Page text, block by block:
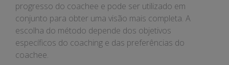
progresso do coachee e pode ser utilizado em
conjunto para obter uma visão mais completa. A
escolha do método depende dos objetivos
específicos do coaching e das preferências do
coachee.